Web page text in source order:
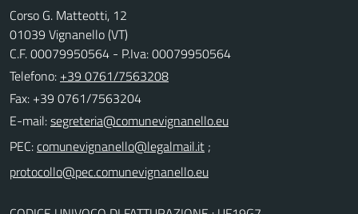
Corso G. Matteotti, 12
01039 Vignanello (VT)
C.F. 00079950564 - P.Iva: 00079950564
Telefono: +39 0761/7563208
Fax: +39 0761/7563204
E-mail:
PEC:
;